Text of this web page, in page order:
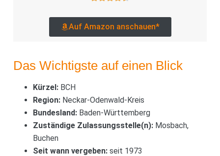
Auf Amazon anschauen*
Das Wichtigste auf einen Blick
Kürzel:BCH
Region:Neckar-Odenwald-Kreis
Bundesland:Baden-Württemberg
Zuständige Zulassungsstelle(n):Mosbach,
Buchen
Seit wann vergeben:seit 1973